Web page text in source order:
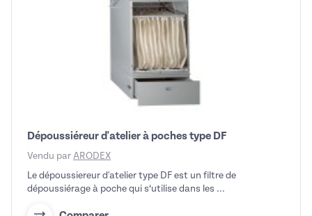
Dépoussiéreur d'atelier à poches type DF
Vendu par ARODEX
Le dépoussiereur d'atelier type DF est un filtre de
dépoussiérage à poche qui s‘utilise dans les ...